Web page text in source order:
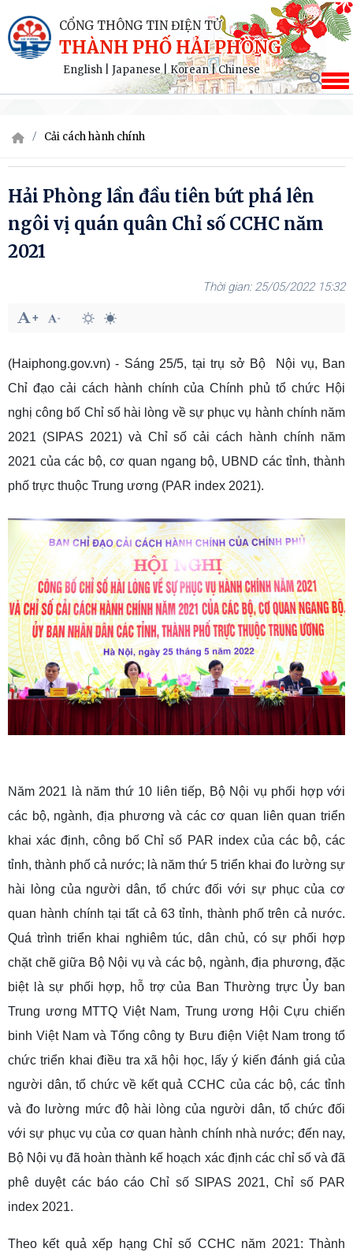
CỔNG THÔNG TIN ĐIỆN TỬ
THÀNH PHỐ HẢI PHÒNG
English Japanese|Korean|Chinese
Cải cách hành chính
Hải Phòng lần đầu tiên bứt phá lên
ngôi vị quán quân Chỉ số CCHC năm
2021
25/05/2022 15:32
(Haiphong.gov.vn) - Sáng 25/5, tại trụ sở Bộ Nội vụ, Ban
Chỉ đạo cải cách hành chính của Chính phủ tổ chức Hội
nghị công bố Chỉ số hài lòng về sự phục vụ hành chính năm
2021 (SIPAS 2021) và Chỉ số cải cách hành chính năm
2021 của các bộ, cơ quan ngang bộ, UBND các tỉnh, thành
phố trực thuộc Trung ương (PAR index 2021).
Năm 2021 là năm thứ 10 liên tiếp, Bộ Nội vụ phối hợp với
các bộ, ngành, địa phương và các cơ quan liên quan triển
khai xác định, công bố Chỉ số PAR index của các bộ, các
tỉnh, thành phố cả nước; là năm thứ 5 triển khai đo lường sự
hài lòng của người dân, tổ chức đối với sự phục của cơ
quan hành chính tại tất cả 63 tỉnh, thành phố trên cả nước.
Quá trình triển khai nghiêm túc, dân chủ, có sự phối hợp
chặt chẽ giữa Bộ Nội vụ và các bộ, ngành, địa phương, đặc
biệt là sự phối hợp, hỗ trợ của Ban Thường trực Ủy ban
Trung ương MTTQ Việt Nam, Trung ương Hội Cựu chiến
binh Việt Nam và Tổng công ty Bưu điện Việt Nam trong tổ
chức triển khai điều tra xã hội học, lấy ý kiến đánh giá của
người dân, tổ chức về kết quả CCHC của các bộ, các tỉnh
và đo lường mức độ hài lòng của người dân, tổ chức đối
với sự phục vụ của cơ quan hành chính nhà nước; đến nay,
Bộ Nội vụ đã hoàn thành kế hoạch xác định các chỉ số và đã
phê duyệt các báo cáo Chỉ số SIPAS 2021, Chỉ số PAR
index 2021.
Theo kết quả xếp hạng Chỉ số CCHC năm 2021: Thành